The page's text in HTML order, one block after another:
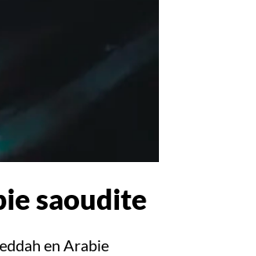
saoudite
en Arabie